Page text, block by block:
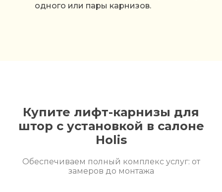
одного или пары карнизов.
Купите лифт-карнизы для
штор с установкой в салоне
Holis
Обеспечиваем полный комплекс услуг: от
замеров до монтажа